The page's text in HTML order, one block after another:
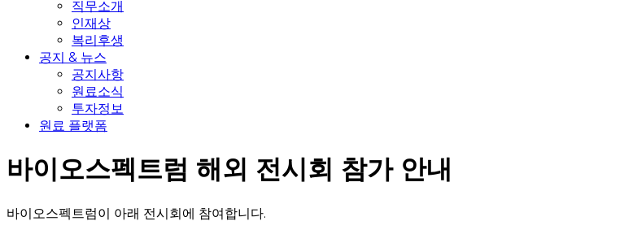
직무소개
인재상
복리후생
공지 & 뉴스
공지사항
원료소식
투자정보
원료 플랫폼
바이오스펙트럼 해외 전시회 참가 안내
바이오스펙트럼이 아래 전시회에 참여합니다.